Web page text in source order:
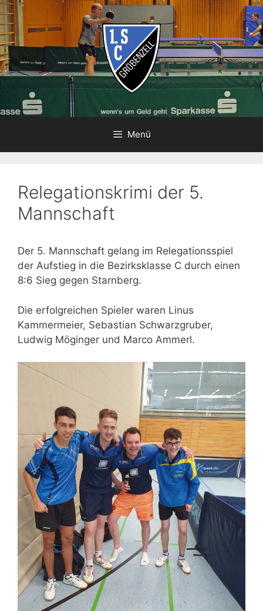
Zum
Inhalt
springen
Menü
Relegationskrimi der 5.
Mannschaft
Der 5. Mannschaft gelang im Relegationsspiel
der Aufstieg in die Bezirksklasse C durch einen
8:6 Sieg gegen Starnberg.
Die erfolgreichen Spieler waren Linus
Kammermeier, Sebastian Schwarzgruber,
Ludwig Möginger und Marco Ammerl.